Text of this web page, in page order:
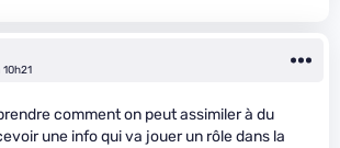
comment on peut assimiler à du
une info qui va jouer un rôle dans la